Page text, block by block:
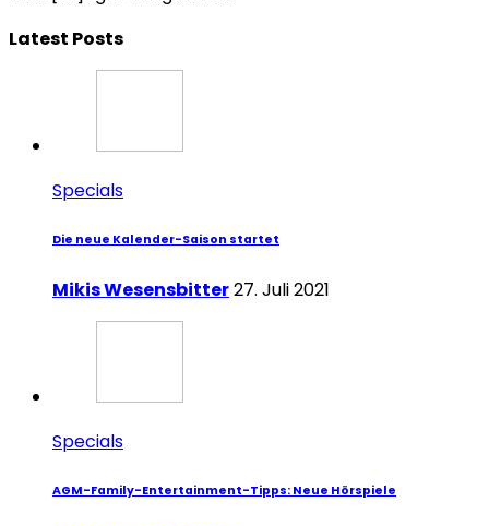
Latest Posts
Specials
Die neue Kalender-Saison startet
Mikis Wesensbitter27. Juli 2021
Specials
AGM-Family-Entertainment-Tipps: Neue Hörspiele